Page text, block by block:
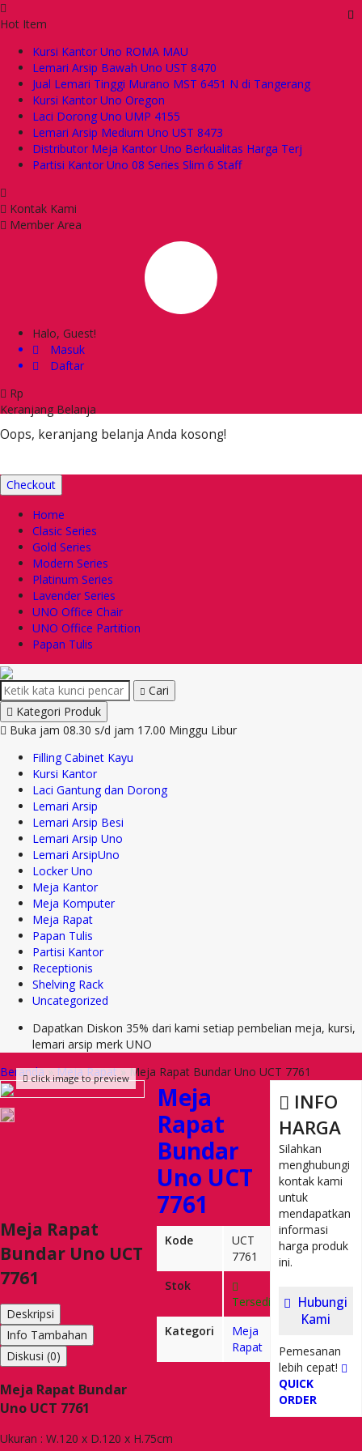
Hot Item
Kursi Kantor Uno ROMA MAU
Lemari Arsip Bawah Uno UST 8470
Jual Lemari Tinggi Murano MST 6451 N di Tangerang
Kursi Kantor Uno Oregon
Laci Dorong Uno UMP 4155
Lemari Arsip Medium Uno UST 8473
Distributor Meja Kantor Uno Berkualitas Harga Terj
Partisi Kantor Uno 08 Series Slim 6 Staff
Kontak Kami
Member Area
Halo, Guest!
Masuk
Daftar
Rp
Keranjang Belanja
Oops, keranjang belanja Anda kosong!
Checkout
Home
Clasic Series
Gold Series
Modern Series
Platinum Series
Lavender Series
UNO Office Chair
UNO Office Partition
Papan Tulis
Cari
Kategori Produk
Buka jam 08.30 s/d jam 17.00 Minggu Libur
Filling Cabinet Kayu
Kursi Kantor
Laci Gantung dan Dorong
Lemari Arsip
Lemari Arsip Besi
Lemari Arsip Uno
Lemari ArsipUno
Locker Uno
Meja Kantor
Meja Komputer
Meja Rapat
Papan Tulis
Partisi Kantor
Receptionis
Shelving Rack
Uncategorized
Dapatkan Diskon 35% dari kami setiap pembelian meja, kursi,
lemari arsip merk UNO
Beranda»Meja Rapat»Meja Rapat Bundar Uno UCT 7761
click image to preview
Meja
Rapat
Bundar
Uno UCT
7761
Kode
UCT
7761
Stok
Tersedia
Kategori
Meja
Rapat
INFO
HARGA
Silahkan
menghubungi
kontak kami
untuk
mendapatkan
informasi
harga produk
ini.
Hubungi
Kami
Pemesanan
lebih cepat!
QUICK
ORDER
Meja Rapat
Bundar Uno UCT
7761
Deskripsi
Info Tambahan
Diskusi (0)
Meja Rapat Bundar
Uno UCT 7761
Ukuran : W.120 x D.120 x H.75cm